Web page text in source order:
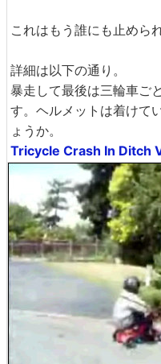
これはもう誰にも止めら
詳細は以下の通り。
暴走して最後は三輪車ご
す。ヘルメットは着けて
ょうか。
Tricycle Crash In Ditch